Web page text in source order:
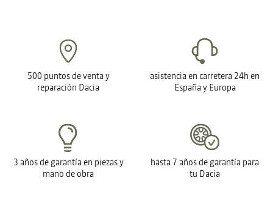
500 puntos de venta y
reparación Dacia
asistencia en carretera 24h en
España y Europa
3 años de garantía en piezas y
mano de obra
hasta 7 años de garantía para
tu Dacia